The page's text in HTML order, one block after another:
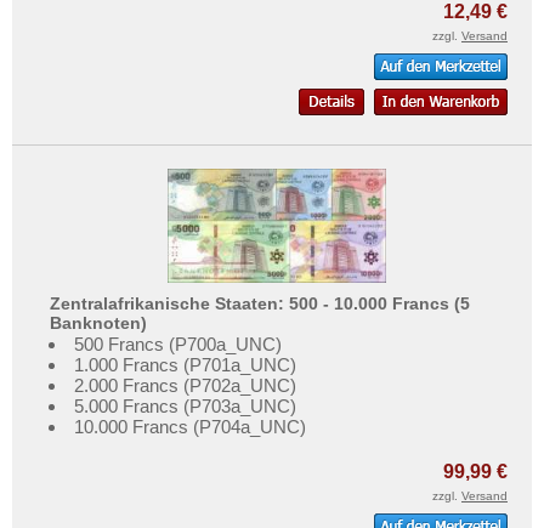
12,49 €
zzgl. Versand
Zentralafrikanische Staaten: 500 - 10.000 Francs (5
Banknoten)
500 Francs (P700a_UNC)
1.000 Francs (P701a_UNC)
2.000 Francs (P702a_UNC)
5.000 Francs (P703a_UNC)
10.000 Francs (P704a_UNC)
99,99 €
zzgl. Versand